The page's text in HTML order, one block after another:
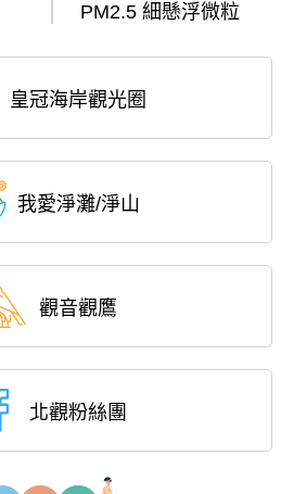
PM2.5 細懸浮微粒
皇冠海岸觀光圈
我愛淨灘/淨山
觀音觀鷹
北觀粉絲團